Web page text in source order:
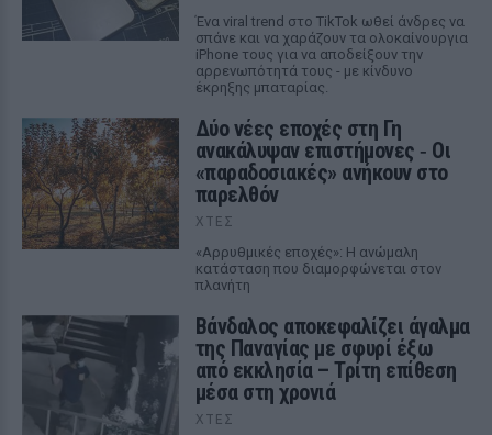
Ένα viral trend στο TikTok ωθεί άνδρες να
σπάνε και να χαράζουν τα ολοκαίνουργια
iPhone τους για να αποδείξουν την
αρρενωπότητά τους - με κίνδυνο
έκρηξης μπαταρίας.
Δύο νέες εποχές στη Γη
ανακάλυψαν επιστήμονες ‑ Oι
«παραδοσιακές» ανήκουν στο
παρελθόν
ΧΤΕΣ
«Αρρυθμικές εποχές»: Η ανώμαλη
κατάσταση που διαμορφώνεται στον
πλανήτη
Βάνδαλος αποκεφαλίζει άγαλμα
της Παναγίας με σφυρί έξω
από εκκλησία – Τρίτη επίθεση
μέσα στη χρονιά
ΧΤΕΣ